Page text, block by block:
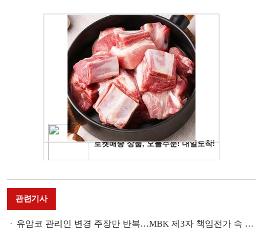
관련기사
유암코 관리인 변경 주장만 반복…MBK 제3자 책임전가 속 직원 피해만 가중 [홈플러스 리스크 불똥 튄 유암코]